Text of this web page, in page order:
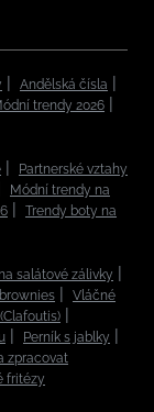
Andělská čísla
trendy 2026
Partnerské vztahy
Módní trendy na
Trendy boty na
salátové zálivky
Vláčné
Perník s jablky
zpracovat
fritézy